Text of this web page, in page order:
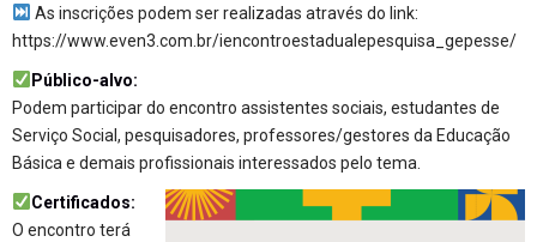
As inscrições podem ser realizadas através do link:
https://www.even3.com.br/iencontroestadualepesquisa_gepesse/
Público-alvo:
Podem participar do encontro assistentes sociais, estudantes de
Serviço Social, pesquisadores, professores/gestores da Educação
Básica e demais profissionais interessados pelo tema.
Certificados:
O encontro terá